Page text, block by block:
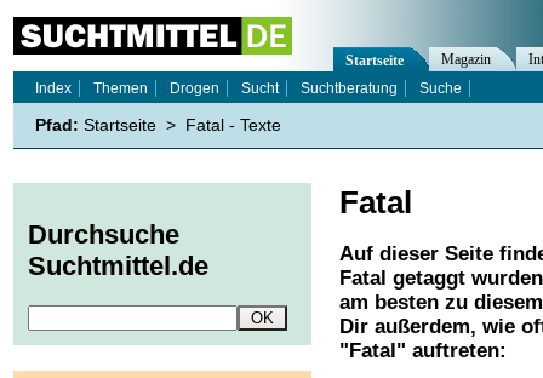
Fatal
Auf dieser Seite
Fatal getaggt
am besten zu
Dir außerdem, wie
" Fatal " auftreten:
Startseite Magazin
Index
Themen Drogen Sucht Suchtberatung Suche
Pfad: Startseite > Fatal - Texte
Durchsuche
Suchtmittel.de